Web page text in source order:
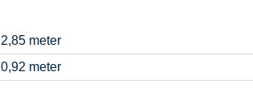
2,85 meter
0,92 meter